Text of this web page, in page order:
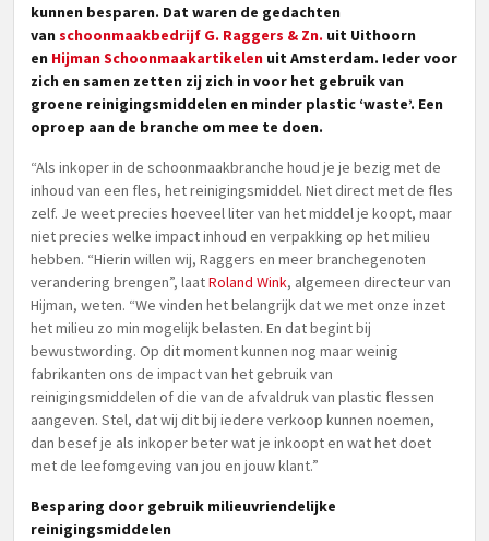
kunnen besparen. Dat waren de gedachten
van schoonmaakbedrijf G. Raggers & Zn. uit Uithoorn
en Hijman Schoonmaakartikelen uit Amsterdam. Ieder voor
zich en samen zetten zij zich in voor het gebruik van
groene reinigingsmiddelen en minder plastic ‘waste’. Een
oproep aan de branche om mee te doen.
“Als inkoper in de schoonmaakbranche houd je je bezig met de
inhoud van een fles, het reinigingsmiddel. Niet direct met de fles
zelf. Je weet precies hoeveel liter van het middel je koopt, maar
niet precies welke impact inhoud en verpakking op het milieu
hebben. “Hierin willen wij, Raggers en meer branchegenoten
verandering brengen”, laatRoland Wink, algemeen directeur van
Hijman, weten. “We vinden het belangrijk dat we met onze inzet
het milieu zo min mogelijk belasten. En dat begint bij
bewustwording. Op dit moment kunnen nog maar weinig
fabrikanten ons de impact van het gebruik van
reinigingsmiddelen of die van de afvaldruk van plastic flessen
aangeven. Stel, dat wij dit bij iedere verkoop kunnen noemen,
dan besef je als inkoper beter wat je inkoopt en wat het doet
met de leefomgeving van jou en jouw klant.”
Besparing door gebruik milieuvriendelijke
reinigingsmiddelen